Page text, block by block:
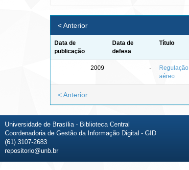
< Anterior
Data de
publicação
Data de
defesa
Título
2009 -
aéreo
< Anterior
Universidade de Brasília - Biblioteca Central
Coordenadoria de Gestão da Informação Digital - GID
(61) 3107-2683
repositorio@unb.br